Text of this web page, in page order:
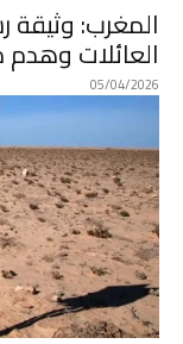
المغرب:
العائلات وهدم
05/04/2026